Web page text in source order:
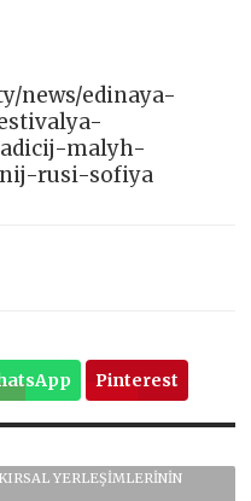
news/edinaya-
malyh-
rusi-sofiya
Pinterest
YERLEŞIMLERININ